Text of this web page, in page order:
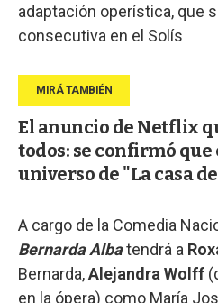
adaptación operística, que
consecutiva en el Solís
El anuncio de Netflix
todos: se confirmó
universo de "La casa
A cargo de la Comedia
Bernarda Albatendrá a
Bernarda,Alejandra Wolff
en la ópera) como María